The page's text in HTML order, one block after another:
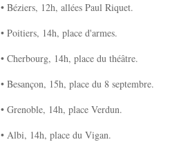
• Béziers, 12h, allées Paul Riquet.
• Poitiers, 14h, place d'armes.
• Cherbourg, 14h, place du théâtre.
• Besançon, 15h, place du 8 septembre.
• Grenoble, 14h, place Verdun.
• Albi, 14h, place du Vigan.